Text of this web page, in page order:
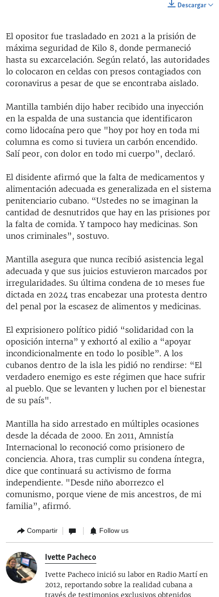
Descargar
El opositor fue trasladado en 2021 a la prisión de
máxima seguridad de Kilo 8, donde permaneció
hasta su excarcelación. Según relató, las autoridades
lo colocaron en celdas con presos contagiados con
coronavirus a pesar de que se encontraba aislado.
Mantilla también dijo haber recibido una inyección
en la espalda de una sustancia que identificaron
como lidocaína pero que "hoy por hoy en toda mi
columna es como si tuviera un carbón encendido.
Salí peor, con dolor en todo mi cuerpo”, declaró.
El disidente afirmó que la falta de medicamentos y
alimentación adecuada es generalizada en el sistema
penitenciario cubano. “Ustedes no se imaginan la
cantidad de desnutridos que hay en las prisiones por
la falta de comida. Y tampoco hay medicinas. Son
unos criminales”, sostuvo.
Mantilla asegura que nunca recibió asistencia legal
adecuada y que sus juicios estuvieron marcados por
irregularidades. Su última condena de 10 meses fue
dictada en 2024 tras encabezar una protesta dentro
del penal por la escasez de alimentos y medicinas.
El exprisionero político pidió “solidaridad con la
oposición interna” y exhortó al exilio a “apoyar
incondicionalmente en todo lo posible”. A los
cubanos dentro de la isla les pidió no rendirse: “El
verdadero enemigo es este régimen que hace sufrir
al pueblo. Que se levanten y luchen por el bienestar
de su país".
Mantilla ha sido arrestado en múltiples ocasiones
desde la década de 2000. En 2011, Amnistía
Internacional lo reconoció como prisionero de
conciencia. Ahora, tras cumplir su condena íntegra,
dice que continuará su activismo de forma
independiente. "Desde niño aborrezco el
comunismo, porque viene de mis ancestros, de mi
familia”, afirmó.
Compartir Follow us
Ivette Pacheco
Ivette Pacheco inició su labor en Radio Martí en
2012, reportando sobre la realidad cubana a
través de testimonios exclusivos obtenidos